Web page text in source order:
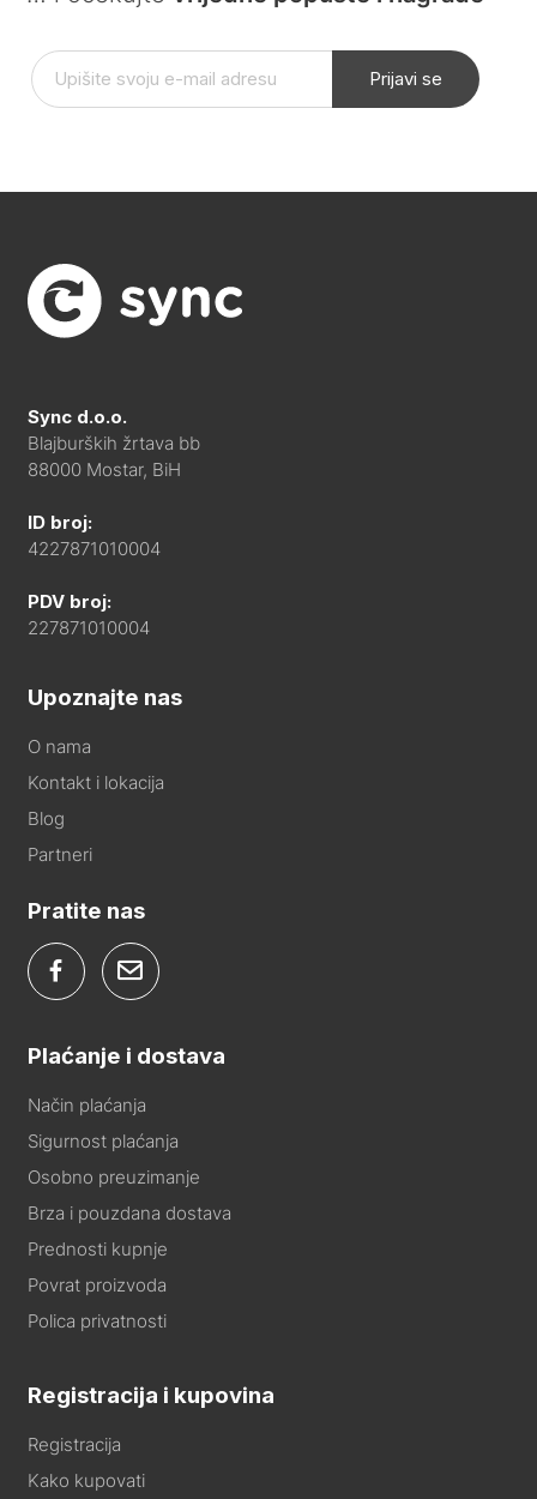
Prijavi se
Sync d.o.o.
Blajburških žrtava bb
88000 Mostar, BiH
ID broj:
4227871010004
PDV broj:
227871010004
Upoznajte nas
O nama
Kontakt i lokacija
Blog
Partneri
Pratite nas
Plaćanje i dostava
Način plaćanja
Sigurnost plaćanja
Osobno preuzimanje
Brza i pouzdana dostava
Prednosti kupnje
Povrat proizvoda
Polica privatnosti
Registracija i kupovina
Registracija
Kako kupovati